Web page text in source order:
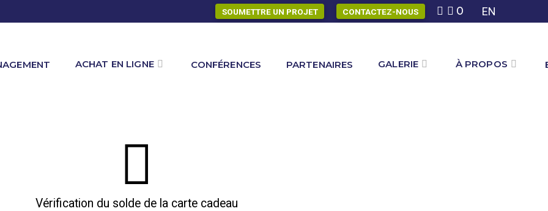
SOUMETTRE UN PROJET CONTACTEZ-NOUS 0 EN
ACHAT EN LIGNE CONFÉRENCES PARTENAIRES GALERIE À PROPOS
Vérification du solde de la carte cadeau